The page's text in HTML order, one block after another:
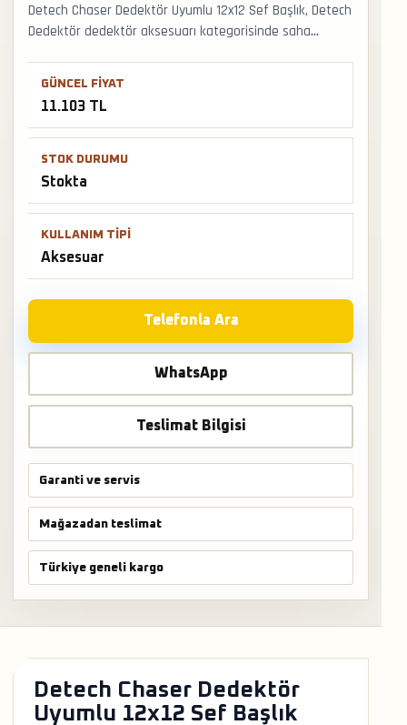
Detech Chaser Dedektör Uyumlu 12x12 Sef Başlık, Detech
Dedektör dedektör aksesuarı kategorisinde saha
veya saha ekipmanı tercihi cihazın hedef algısı, kullanım
Faturalı satış, Türkiye geneli kargo ve mağazadan
teslimat desteğiyle satış ve teslimat desteği hızlıca
alınabilir.
GÜNCEL FIYAT
11.103 TL
STOK DURUMU
Stokta
KULLANIM TIPI
Aksesuar
Telefonla Ara
WhatsApp
Teslimat Bilgisi
Garanti ve servis
Mağazadan teslimat
Türkiye geneli kargo
Detech Chaser Dedektör
Uyumlu 12x12 Sef Başlık